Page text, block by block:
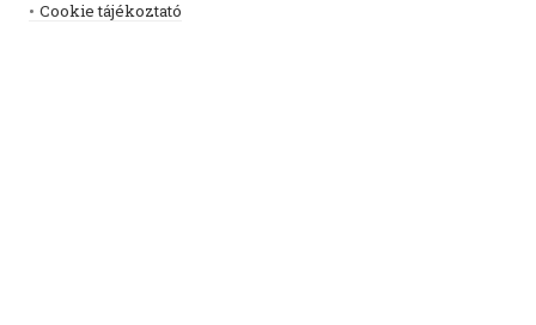
Cookie tájékoztató